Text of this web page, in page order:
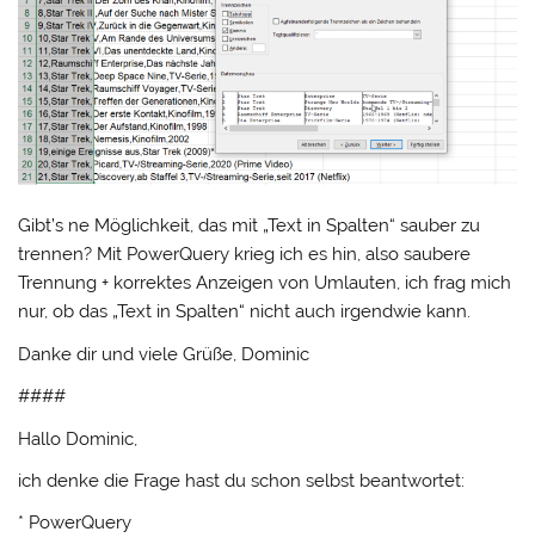
Gibt’s ne Möglichkeit, das mit „Text in Spalten“ sauber zu
trennen? Mit PowerQuery krieg ich es hin, also saubere
Trennung + korrektes Anzeigen von Umlauten, ich frag mich
nur, ob das „Text in Spalten“ nicht auch irgendwie kann.
Danke dir und viele Grüße, Dominic
####
Hallo Dominic,
ich denke die Frage hast du schon selbst beantwortet:
* PowerQuery